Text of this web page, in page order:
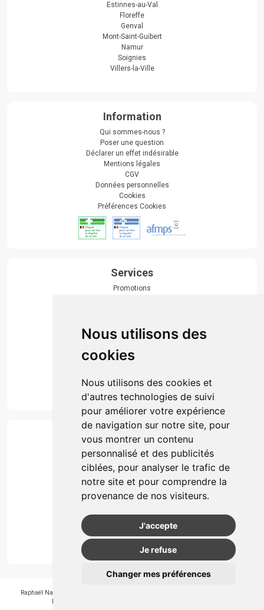
Nous utilisons des
cookies
Nous utilisons des cookies et
d'autres technologies de suivi
pour améliorer votre expérience
de navigation sur notre site, pour
vous montrer un contenu
personnalisé et des publicités
ciblées, pour analyser le trafic de
notre site et pour comprendre la
provenance de nos visiteurs.
J'accepte
Je refuse
Changer mes préférences
Estinnes-au-Val
Floreffe
Genval
Mont-Saint-Guibert
Namur
Soignies
Villers-la-Ville
Information
Qui sommes-nous ?
Poser une question
Déclarer un effet indésirable
Mentions légales
CGV
Données personnelles
Cookies
Préférences Cookies
Services
Promotions
Actualités & conseils
Événements
Marques
Suivez-nous
Paiement
Simple, rapide et 100% sécurisé
Retrait & Livriason
Retrait en automate ou Locker
Livraison chez vous
Raphaël Nahon